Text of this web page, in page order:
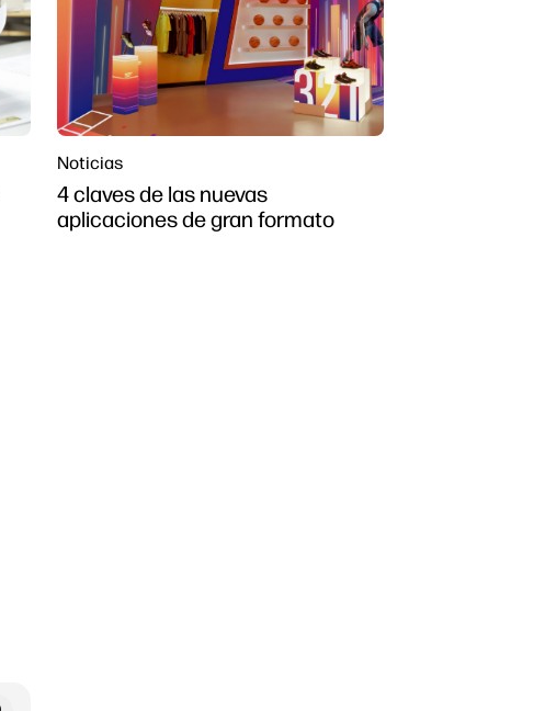
Noticias
4 claves de las nuevas
aplicaciones de gran formato